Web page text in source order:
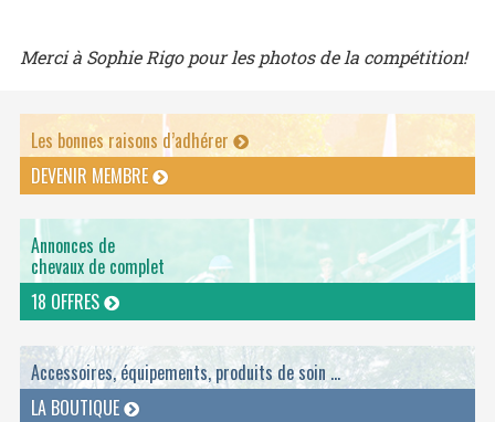
Merci à Sophie Rigo pour les photos de la compétition!
Les bonnes raisons d’adhérer
DEVENIR MEMBRE
Annonces de
chevaux de complet
18 OFFRES
Accessoires, équipements, produits de soin ...
LA BOUTIQUE